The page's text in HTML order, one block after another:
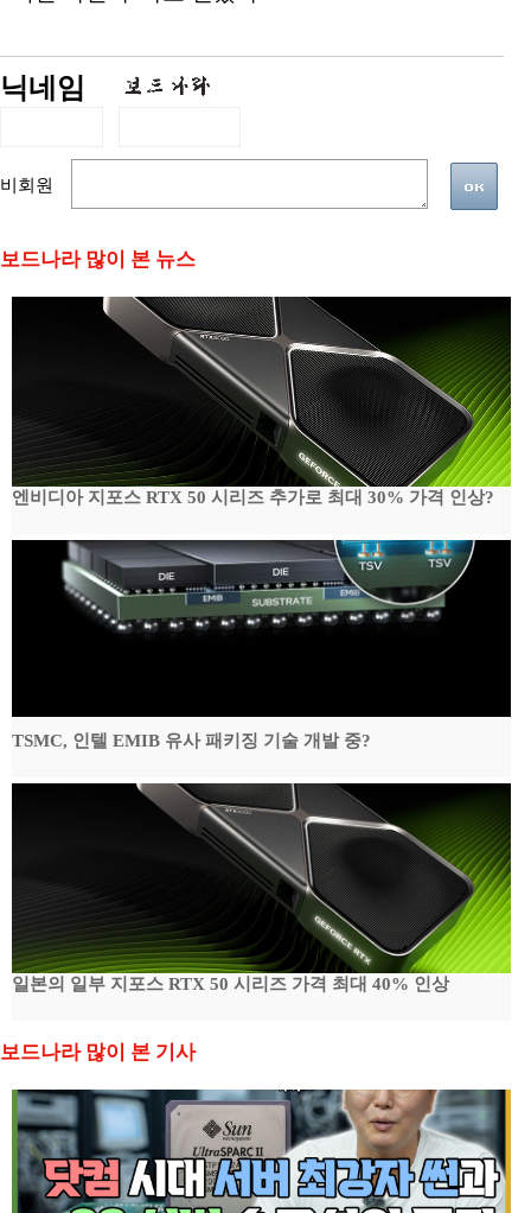
닉네임
비회원
보드나라 많이 본 뉴스
엔비디아 지포스 RTX 50 시리즈 추가로 최대 30% 가격 인상?
TSMC, 인텔 EMIB 유사 패키징 기술 개발 중?
일본의 일부 지포스 RTX 50 시리즈 가격 최대 40% 인상
보드나라 많이 본 기사